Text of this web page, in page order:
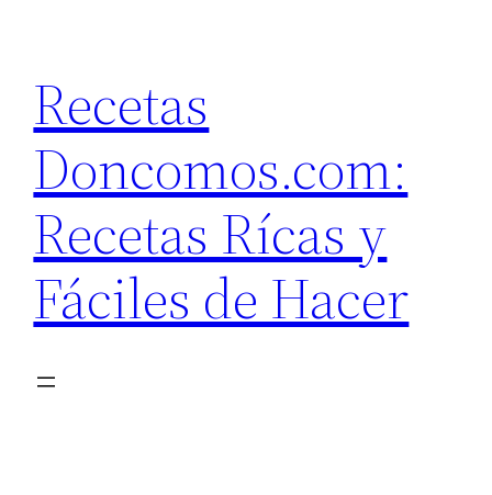
contenido
Recetas
Doncomos.com:
Recetas Rícas y
Fáciles de Hacer